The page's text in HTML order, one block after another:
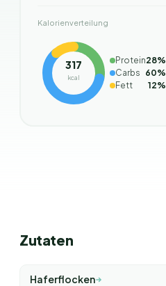
Kalorienverteilung
317
kcal
Protein28%
Carbs 60%
Fett
12%
Zutaten
Haferflocken